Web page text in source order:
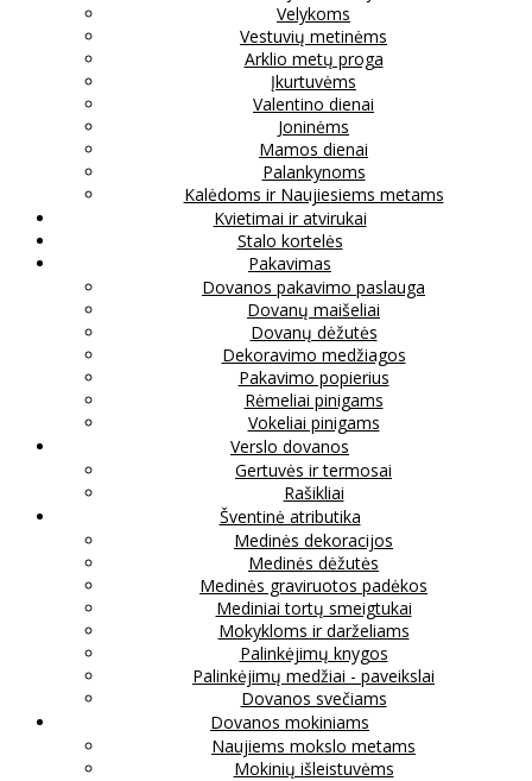
Velykoms
Vestuvių metinėms
Arklio metų proga
Įkurtuvėms
Valentino dienai
Joninėms
Mamos dienai
Palankynoms
Kalėdoms ir Naujiesiems metams
Kvietimai ir atvirukai
Stalo kortelės
Pakavimas
Dovanos pakavimo paslauga
Dovanų maišeliai
Dovanų dėžutės
Dekoravimo medžiagos
Pakavimo popierius
Rėmeliai pinigams
Vokeliai pinigams
Verslo dovanos
Gertuvės ir termosai
Rašikliai
Šventinė atributika
Medinės dekoracijos
Medinės dėžutės
Medinės graviruotos padėkos
Mediniai tortų smeigtukai
Mokykloms ir darželiams
Palinkėjimų knygos
Palinkėjimų medžiai - paveikslai
Dovanos svečiams
Dovanos mokiniams
Naujiems mokslo metams
Mokinių išleistuvėms